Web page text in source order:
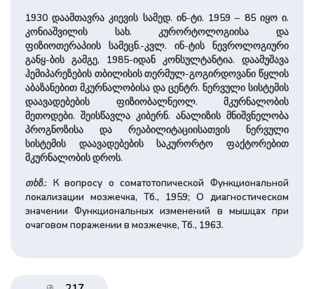
1930 დაამთავრა კიევის სამედ. ინ-ტი. 1959 – 85 იყო ი.
კონიაშვილის სახ. კურორტოლოგიისა და
ფიზიოთერაპიის სამეცნ.-კვლ. ინ-ტის ნევროლოგიური
განყ-ბის გამგე, 1985-იდან კონსულტანტია. დაამუშავა
ჰემიპარეზების თბილისის თერმულ-გოგირდოვანი წყლის
აბაზანებით მკურნალობისა და ცენტრ. ნერვული სისტემის
დაავადებების ფიზიობალნეოლ. მკურნალობის
მეთოდები. შეისწავლა კიბერნ. ანალიზის მნიშვნელობა
პროგნოზისა და რეაბილიტაციისათვის ნერვული
სისტემის დაავადებების საკურორტო ფაქტორებით
მკურნალობის დროს.
თხზ.: К вопросу о соматотопической Функциональной
локализации мозжечка, Тб., 1959; О диагностическом
значении Функциональных изменений в мышцах при
очаговом поражении в мозжечке, Тб., 1963.